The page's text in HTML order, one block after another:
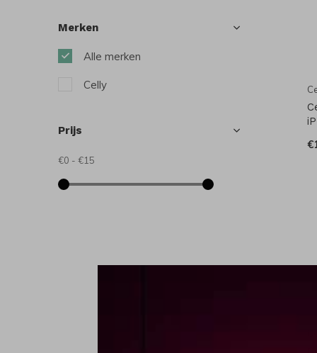
Merken
Alle merken
Celly
Prijs
€0 - €15